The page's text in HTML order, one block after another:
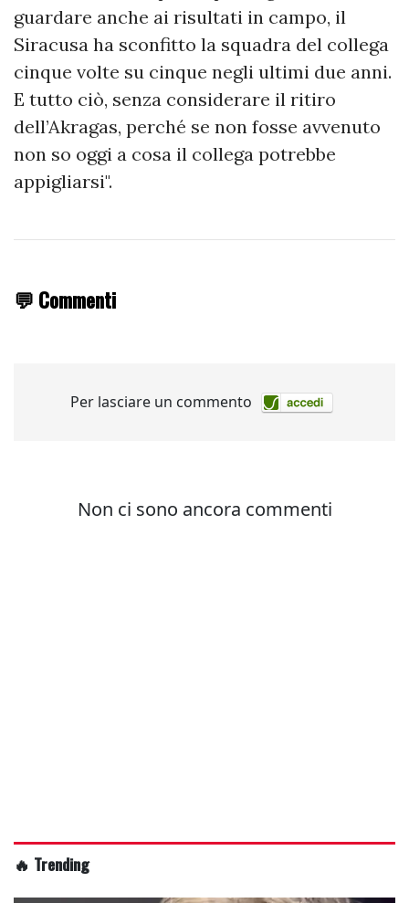
guardare anche ai risultati in campo, il
Siracusa ha sconfitto la squadra del collega
cinque volte su cinque negli ultimi due anni.
E tutto ciò, senza considerare il ritiro
dell’Akragas, perché se non fosse avvenuto
non so oggi a cosa il collega potrebbe
appigliarsi".
💬 Commenti
🔥 Trending